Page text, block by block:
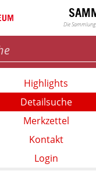
Die
Highlights
Detailsuche
Merkzettel
Kontakt
Login